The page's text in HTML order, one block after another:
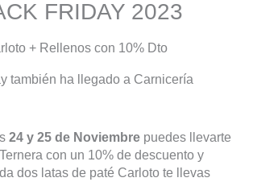
FRIDAY 2023
+ Rellenos con 10% Dto
también ha llegado a Carnicería
24 y 25 de Noviembre puedes llevarte
con un 10% de descuento y
dos latas de paté Carloto te llevas